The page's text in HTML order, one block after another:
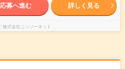
応募へ進む 詳しく見る
株式会社ニッソーネット